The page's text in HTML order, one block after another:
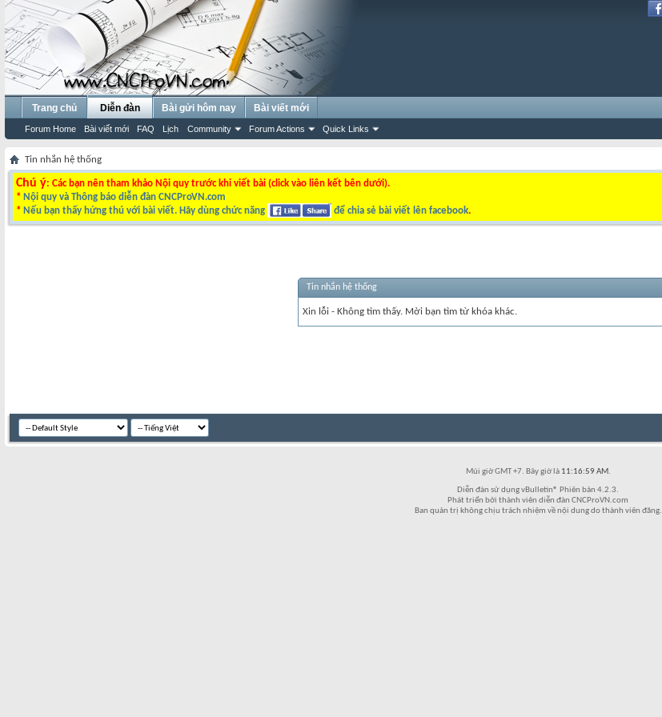
Trang chủ Diễn đàn
Forum Home Bài viết mới FAQ Lịch Community Forum Actions Quick Links
Bài gửi hôm nay Bài viết mới
Tin nhắn hệ thống
Chú ý: Các bạn nên tham khảo Nội quy trước khi viết bài (click vào liên kết bên dưới).
* Nội quy và Thông báo diễn đàn CNCProVN.com
* Nếu bạn thấy hứng thú với bài viết. Hãy dùng chức năng để chia sẻ bài viết lên facebook.
Tin nhắn hệ thống
Xin lỗi - Không tìm thấy. Mời bạn tìm từ khóa khác.
Múi giờ GMT +7. Bây giờ là 11:16:59 AM.
Diễn đàn sử dụng vBulletin® Phiên bản 4.2.3.
Phát triển bởi thành viên diễn đàn CNCProVN.com
Ban quản trị không chịu trách nhiệm về nội dung do thành viên đăng.